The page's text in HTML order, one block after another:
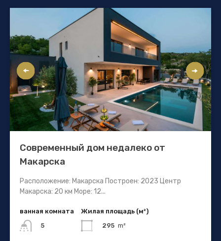
Современный дом недалеко от
Макарска
Расположение: Макарска Построен: 2023 Центр
Макарска: 20 км Море: 12...
ванная комната
5
Жилая площадь (м²)
295 m²